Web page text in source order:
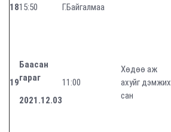
1815:50 Г.Байгалмаа
19
Баасан
гараг
2021.12.03
11:00
Хөдөө аж
ахуйг дэмжих
сан